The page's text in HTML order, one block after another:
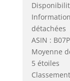
détachées
ASIN :
Moyenne
5 étoiles